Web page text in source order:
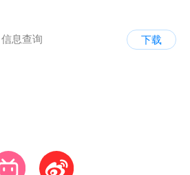
信息查询
理
下载